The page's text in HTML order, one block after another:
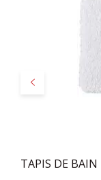
Précédent
TAPIS DE